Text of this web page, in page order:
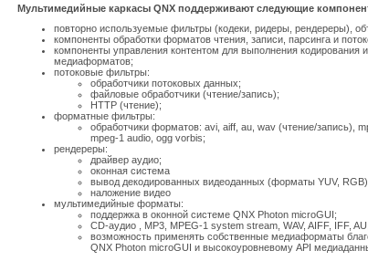
Мультимедийные каркасы QNX поддерживают следующие
повторно используемые фильтры (кодеки, ридеры, рендереры),
компоненты обработки форматов чтения, записи, парсинга и
компоненты управления контентом для выполнения кодирования
медиаформатов;
потоковые фильтры:
обработчики потоковых данных;
файловые обработчики (чтение/запись);
HTTP (чтение);
форматные фильтры:
обработчики форматов: avi, aiff, au, wav (чтение/запись),
mpeg-1 audio, ogg vorbis;
рендереры:
драйвер аудио;
оконная система
вывод декодированных видеоданных (форматы YUV,
наложение видео
мультимедийные форматы:
поддержка в оконной системе QNX Photon microGUI;
CD-аудио , MP3, MPEG-1 system stream, WAV, AIFF, IFF, AU;
возможность применять собственные медиаформаты
QNX Photon microGUI и высокоуровневому API